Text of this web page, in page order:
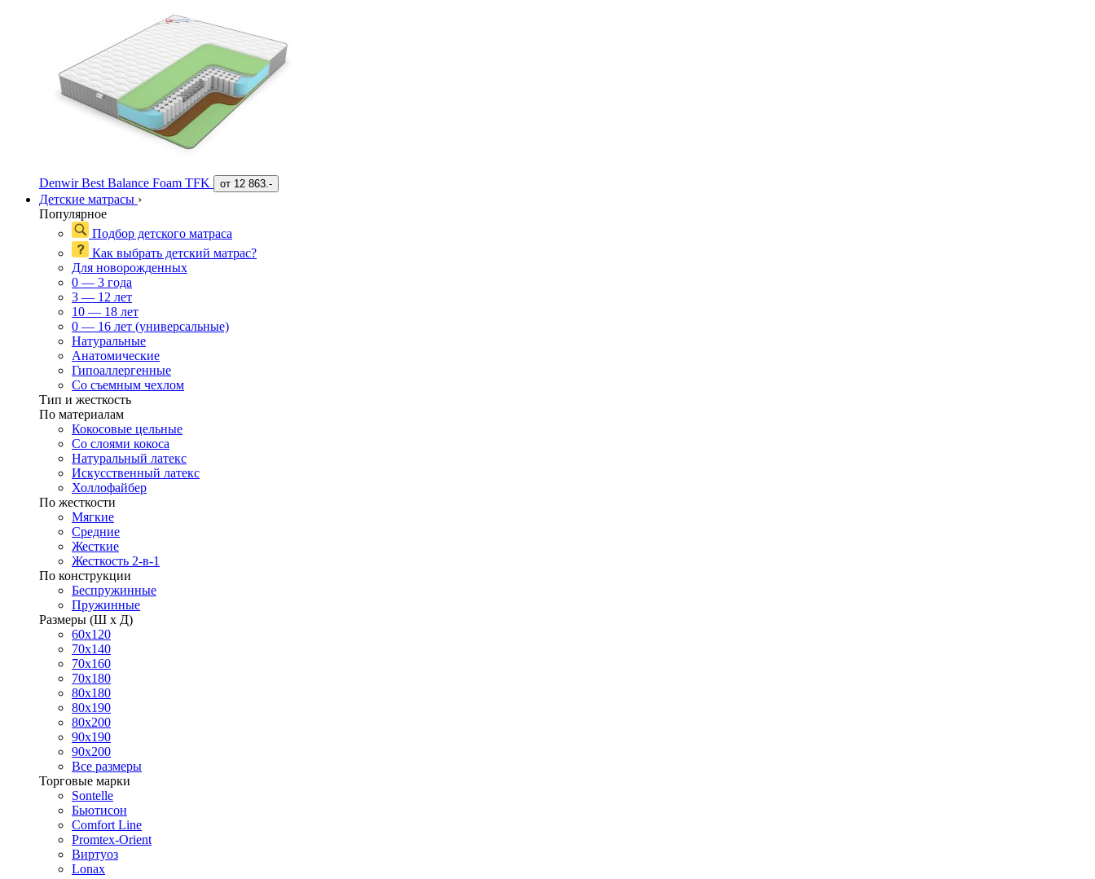
Denwir Best Balance Foam TFK от 12 863.-
Детские матрасы ›
Популярное
Подбор детского матраса
Как выбрать детский матрас?
Для новорожденных
0 — 3 года
3 — 12 лет
10 — 18 лет
0 — 16 лет (универсальные)
Натуральные
Анатомические
Гипоаллергенные
Со съемным чехлом
Тип и жесткость
По материалам
Кокосовые цельные
Со слоями кокоса
Натуральный латекс
Искусственный латекс
Холлофайбер
По жесткости
Мягкие
Средние
Жесткие
Жесткость 2-в-1
По конструкции
Беспружинные
Пружинные
Размеры (Ш х Д)
60х120
70х140
70х160
70х180
80х180
80х190
80х200
90х190
90х200
Все размеры
Торговые марки
Sontelle
Бьютисон
Comfort Line
Promtex-Orient
Виртуоз
Lonax